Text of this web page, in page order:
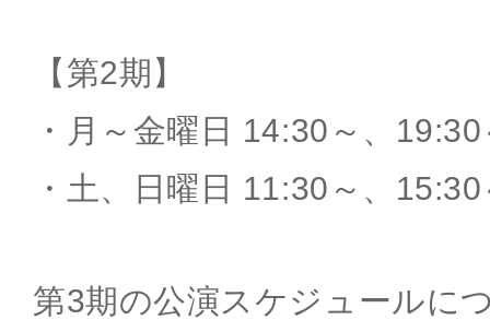
【第2期】
・月～金曜日 14:30～、19:30
・土、日曜日 11:30～、
第3期の公演スケジュールに